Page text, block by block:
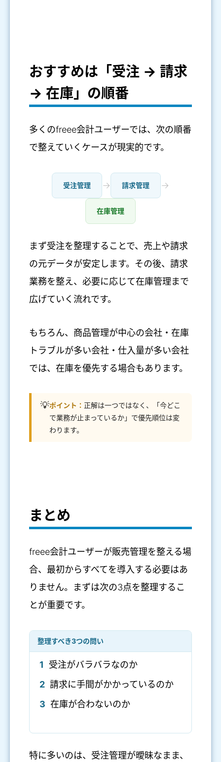
おすすめは「受注 → 請求
→ 在庫」の順番
多くのfreee会計ユーザーでは、次の順番
で整えていくケースが現実的です。
受注管理 → 請求管理 →
在庫管理
まず受注を整理することで、売上や請求
の元データが安定します。その後、請求
業務を整え、必要に応じて在庫管理まで
広げていく流れです。
もちろん、商品管理が中心の会社・在庫
トラブルが多い会社・仕入量が多い会社
では、在庫を優先する場合もあります。
💡ポイント： 正解は一つではなく、「今どこ
で業務が止まっているか」で優先順位は変
わります。
まとめ
freee会計ユーザーが販売管理を整える場
合、最初からすべてを導入する必要はあ
りません。まずは次の3点を整理するこ
とが重要です。
整理すべき3つの問い
1
受注がバラバラなのか
2 請求に手間がかかっているのか
3 在庫が合わないのか
特に多いのは、受注管理が曖昧なまま、